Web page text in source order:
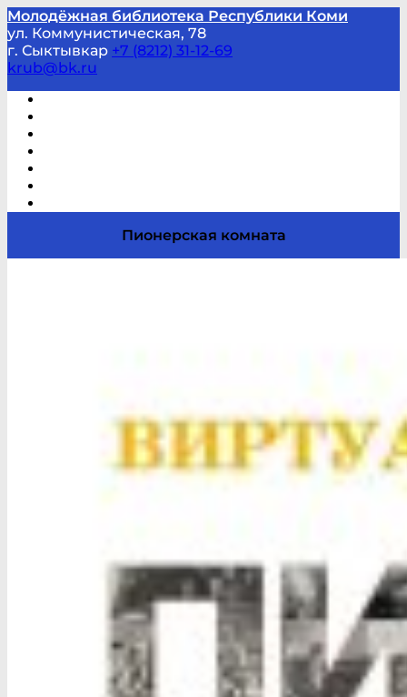
Молодёжная библиотека Республики Коми
ул. Коммунистическая, 78
г. Сыктывкар +7 (8212) 31-12-69
krub@bk.ru
Пионерская комната